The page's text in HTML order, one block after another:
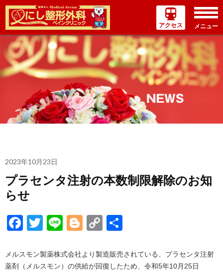
ン
ン
キ
アクセス メニュー
2023年10月23日
プラセンタ注射の本数制限解除のお知
らせ
Facebook
Twitter
LineBlogger
Copy
メルスモン製薬株式会社より製造販売されている、プラセンタ注射
薬剤（メルスモン）の供給が回復したため、令和5年10月25日